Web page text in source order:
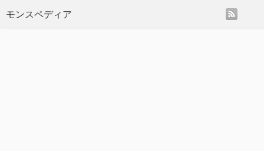
モンスペディア